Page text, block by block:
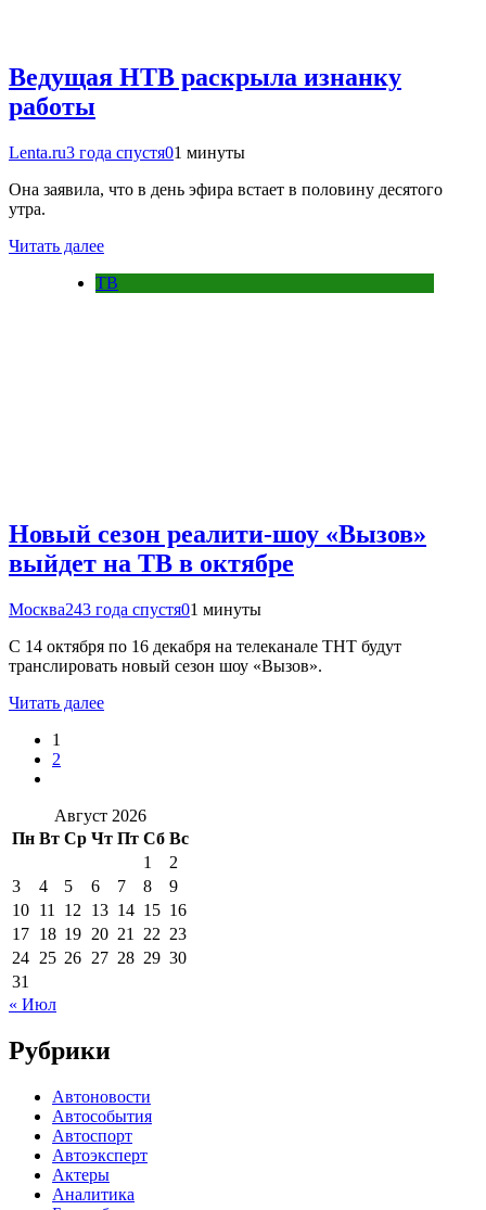
Ведущая НТВ раскрыла изнанку
работы
Lenta.ru3 года спустя01 минуты
Она заявила, что в день эфира встает в половину десятого
утра.
Читать далее
ТВ
Новый сезон реалити-шоу «Вызов»
выйдет на ТВ в октябре
Москва243 года спустя01 минуты
С 14 октября по 16 декабря на телеканале ТНТ будут
транслировать новый сезон шоу «Вызов».
Читать далее
1
2
Август 2026
Пн Вт Ср Чт Пт Сб Вс
1
2
3
4 5 6 7 8
9
10 11 12 13 14 15 16
17 18 19 20 21 22 23
24 25 26 27 28 29 30
31
« Июл
Рубрики
Автоновости
Автособытия
Автоспорт
Автоэксперт
Актеры
Аналитика